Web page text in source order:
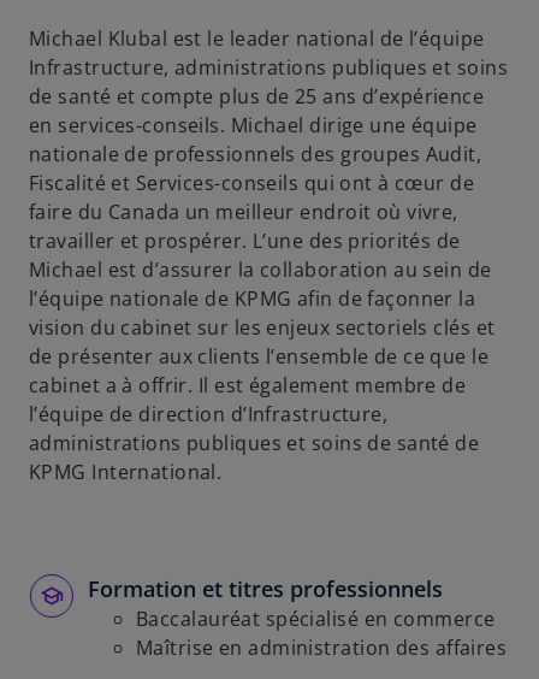
Michael Klubal est le leader national de l’équipe
Infrastructure, administrations publiques et soins
de santé et compte plus de 25 ans d’expérience
en services-conseils. Michael dirige une équipe
nationale de professionnels des groupes Audit,
Fiscalité et Services-conseils qui ont à cœur de
faire du Canada un meilleur endroit où vivre,
travailler et prospérer. L’une des priorités de
Michael est d’assurer la collaboration au sein de
l’équipe nationale de KPMG afin de façonner la
vision du cabinet sur les enjeux sectoriels clés et
de présenter aux clients l’ensemble de ce que le
cabinet a à offrir. Il est également membre de
l’équipe de direction d’Infrastructure,
administrations publiques et soins de santé de
KPMG International.
Formation et titres professionnels
Baccalauréat spécialisé en commerce
Maîtrise en administration des affaires